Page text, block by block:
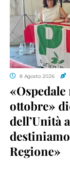
8 Agosto 2026
ottobre»
dell’Unità
Regione»